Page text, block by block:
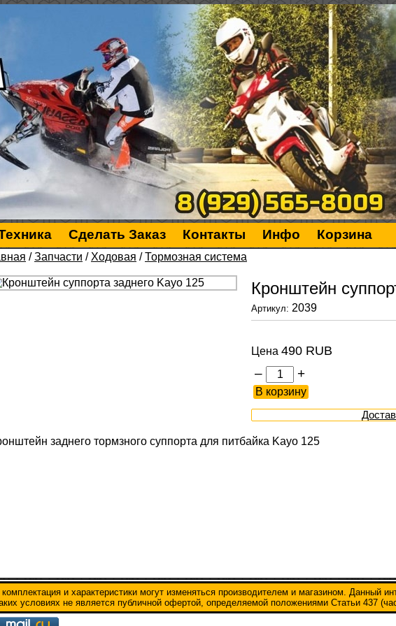
Сделать Заказ Контакты Инфо
Корзина
/Запчасти / Ходовая /Тормозная система
Кронштейн
Артикул: 2039
Цена 490 RUB
– +
заднего тормзного суппорта для питбайка Kayo 125
и характеристики могут изменяться производителем и магазином. Данный
условиях не является публичной офертой, определяемой положениями Статьи 437